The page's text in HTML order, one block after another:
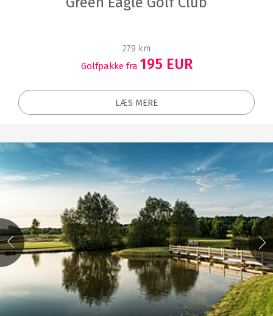
279 km
Golfpakke fra 195 EUR
LÆS MERE